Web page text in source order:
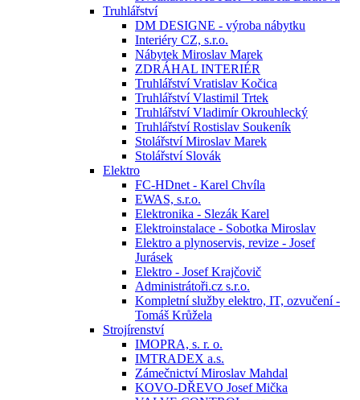
Truhlářství
DM DESIGNE - výroba nábytku
Interiéry CZ, s.r.o.
Nábytek Miroslav Marek
ZDRÁHAL INTERIÉR
Truhlářství Vratislav Kočica
Truhlářství Vlastimil Trtek
Truhlářství Vladimír Okrouhlecký
Truhlářství Rostislav Soukeník
Stolářství Miroslav Marek
Stolářství Slovák
Elektro
FC-HDnet - Karel Chvíla
EWAS, s.r.o.
Elektronika - Slezák Karel
Elektroinstalace - Sobotka Miroslav
Elektro a plynoservis, revize - Josef
Jurásek
Elektro - Josef Krajčovič
Administrátoři.cz s.r.o.
Kompletní služby elektro, IT, ozvučení -
Tomáš Krůžela
Strojírenství
IMOPRA, s. r. o.
IMTRADEX a.s.
Zámečnictví Miroslav Mahdal
KOVO-DŘEVO Josef Mička